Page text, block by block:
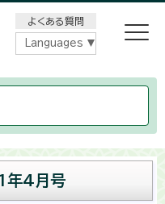
よくある質問
Languages
年4月号